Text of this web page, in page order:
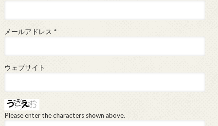
メールアドレス *
ウェブサイト
Please enter the characters shown above.